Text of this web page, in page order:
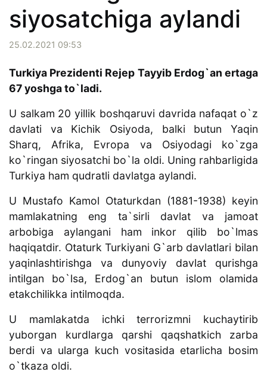
siyosatchiga aylandi
25.02.2021 09:53
Turkiya Prezidenti Rejep Tayyib Erdog`an ertaga
67 yoshga to`ladi.
U salkam 20 yillik boshqaruvi davrida nafaqat o`z
davlati va Kichik Osiyoda, balki butun Yaqin
Sharq, Afrika, Evropa va Osiyodagi ko`zga
ko`ringan siyosatchi bo`la oldi. Uning rahbarligida
Turkiya ham qudratli davlatga aylandi.
U Mustafo Kamol Otaturkdan (1881-1938) keyin
mamlakatning eng ta`sirli davlat va jamoat
arbobiga aylangani ham inkor qilib bo`lmas
haqiqatdir. Otaturk Turkiyani G`arb davlatlari bilan
yaqinlashtirishga va dunyoviy davlat qurishga
intilgan bo`lsa, Erdog`an butun islom olamida
etakchilikka intilmoqda.
U mamlakatda ichki terrorizmni kuchaytirib
yuborgan kurdlarga qarshi qaqshatkich zarba
berdi va ularga kuch vositasida etarlicha bosim
o`tkaza oldi.